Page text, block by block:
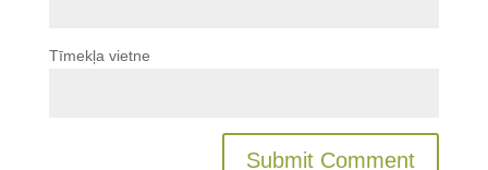
Tīmekļa vietne